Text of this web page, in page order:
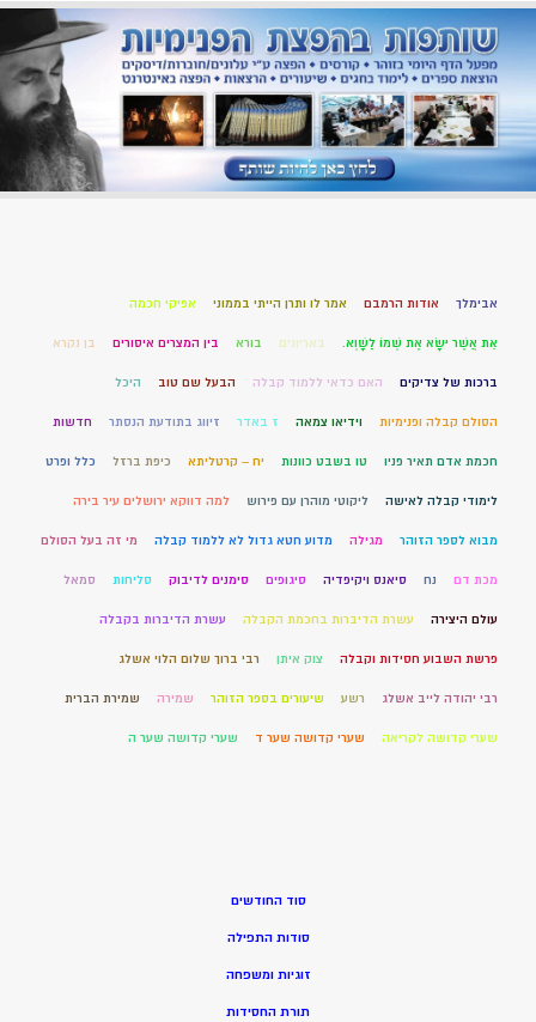
אבימלך אודות הרמבם אמר לו ותרן הייתי בממוני אפיקי חכמה
אֵת אֲשֶׁר יִשָּׂא אֶת שְׁמוֹ לַשָּׁוְא. באריונים בורא בין המצרים איסורים בן נקרא
ברכות של צדיקים האם כדאי ללמוד קבלה הבעל שם טוב היכל
הסולם קבלה ופנימיות וידיאו צמאה ז באדר זיווג בתודעת הנסתר חדשות
חכמת אדם תאיר פניו טו בשבט כוונות יח – קרטליתא כיפת ברזל כלל ופרט
לימודי קבלה לאישה ליקוטי מוהרן עם פירוש למה דווקא ירושלים עיר בירה
מבוא לספר הזוהר מגילה מדוע חטא גדול לא ללמוד קבלה מי זה בעל הסולם
מכת דם נח סיאנס ויקיפדיה סיגופים סימנים לדיבוק סליחות סמאל
עולם היצירה עשרת הדיברות בחכמת הקבלה עשרת הדיברות בקבלה
פרשת השבוע חסידות וקבלה צוק איתן רבי ברוך שלום הלוי אשלג
רבי יהודה לייב אשלג רשע שיעורים בספר הזוהר שמירה שמירת הברית
שערי קדושה לקריאה שערי קדושה שער ד שערי קדושה שער ה
סוד החודשים
סודות התפילה
זוגיות ומשפחה
תורת החסידות